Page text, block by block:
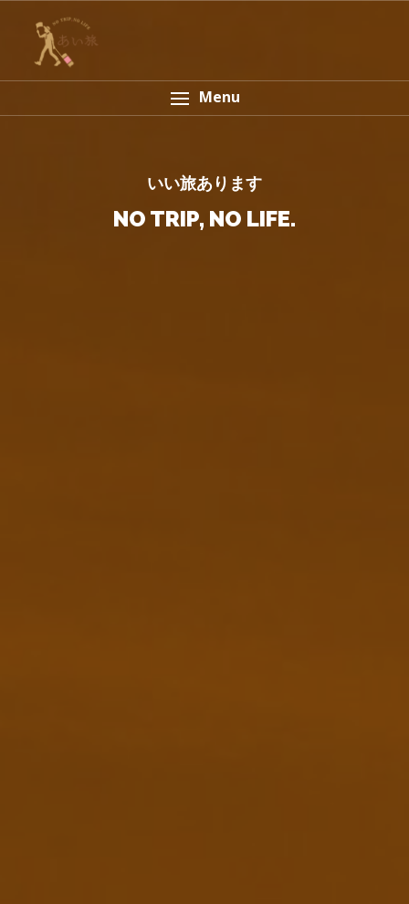
Menu
いい旅あります
NO TRIP, NO LIFE.
いい旅あります
NO TRIP, NO LIFE.
いい旅あります
NO TRIP, NO LIFE.
NO TRIP, NO LIFE.
いい旅あります
NO TRIP, NO LIFE.
いい旅あります
NO TRIP, NO LIFE.